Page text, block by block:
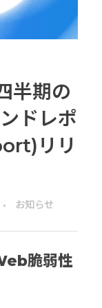
半期の
ドレポ
リリ
お知らせ
脆弱性